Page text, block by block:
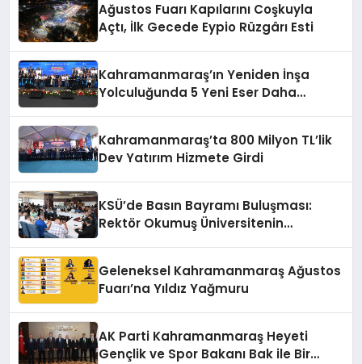
Ağustos Fuarı Kapılarını Coşkuyla
Açtı, İlk Gecede Eypio Rüzgârı Esti
Kahramanmaraş’ın Yeniden İnşa
Yolculuğunda 5 Yeni Eser Daha
Kahramanmaraş’ta 800 Milyon TL’lik
Dev Yatırım Hizmete Girdi
KSÜ’de Basın Bayramı Buluşması:
Rektör Okumuş Üniversitenin
Geleneksel Kahramanmaraş Ağustos
Fuarı’na Yıldız Yağmuru
AK Parti Kahramanmaraş Heyeti
Gençlik ve Spor Bakanı Bak ile Bir